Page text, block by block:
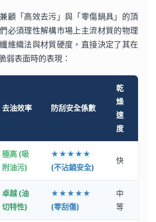
顧「高效去污」與「零傷鍋具」的頂
必須理性解構市場上主流材質的物理
維織法與材質硬度，直接決定了其在
弱表面時的表現：
去油效率 防刮安全係數
乾
燥
速
度
極高 (吸
附油污)
★★★★★
(不沾鍋安全)
快
卓越 (油
切特性)
★★★★★
(零刮傷)
中
等